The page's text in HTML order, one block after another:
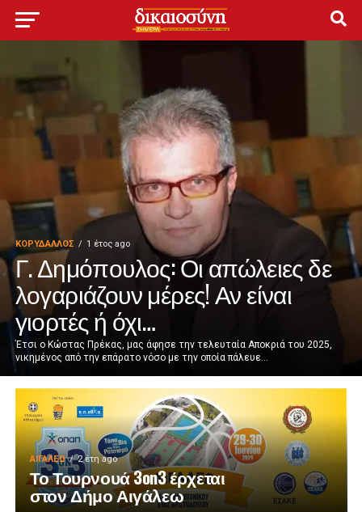
ΚΟΡΥΔΑΛΛΟΣ 1 έτος ago
Γ. Δημόπουλος: Οι απώλειες δε
λογαριάζουν μέρες! Αν είναι
γιορτές ή όχι…
Έτσι ο Κώστας Πρέκας, μας άφησε την τελευταία Αποκριά του 2025,
νικημένος από την επάρατο νόσο με την οποία πάλευε...
ΑΙΓΑΛΕΩ 2 έτη ago
Το Τουρνουά 3on3 έρχεται
στον Δήμο Αιγάλεω